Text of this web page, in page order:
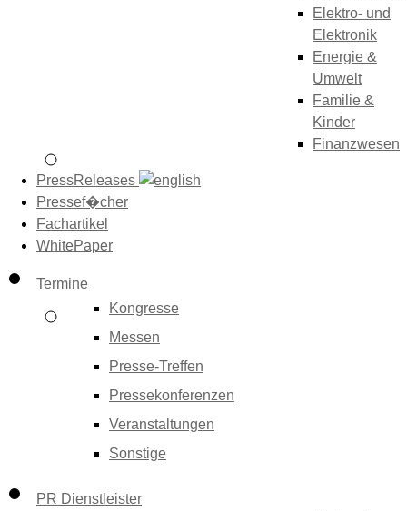
Elektro- und
Elektronik
Energie &
Umwelt
Familie &
Kinder
Finanzwesen
PressReleases
Pressef�cher
Fachartikel
WhitePaper
Termine
Kongresse
Messen
Presse-Treffen
Pressekonferenzen
Veranstaltungen
Sonstige
PR Dienstleister